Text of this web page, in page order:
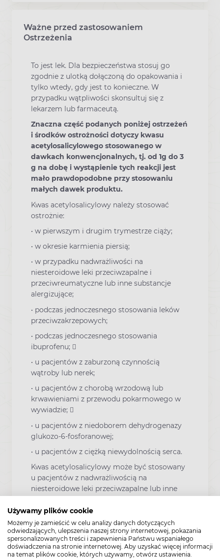
Używamy plików cookie
Możemy je zamieścić w celu analizy danych dotyczących
odwiedzających, ulepszenia naszej strony internetowej, pokazania
spersonalizowanych treści i zapewnienia Państwu wspaniałego
doświadczenia na stronie internetowej. Aby uzyskać więcej informacji
na temat plików cookie, których używamy, otwórz ustawienia.
Ważne przed zastosowaniem
Ostrzeżenia
To jest lek. Dla bezpieczeństwa stosuj go
zgodnie z ulotką dołączoną do opakowania i
tylko wtedy, gdy jest to konieczne. W
przypadku wątpliwości skonsultuj się z
lekarzem lub farmaceutą.
Znaczna część podanych poniżej ostrzeżeń
i środków ostrożności dotyczy kwasu
acetylosalicylowego stosowanego w
dawkach konwencjonalnych, tj. od 1g do 3
g na dobę i wystąpienie tych reakcji jest
mało prawdopodobne przy stosowaniu
małych dawek produktu.
Kwas acetylosalicylowy należy stosować
ostrożnie:
• w pierwszym i drugim trymestrze ciąży;
• w okresie karmienia piersią;
• w przypadku nadwrażliwości na
niesteroidowe leki przeciwzapalne i
przeciwreumatyczne lub inne substancje
alergizujące;
• podczas jednoczesnego stosowania leków
przeciwzakrzepowych;
• podczas jednoczesnego stosowania
ibuprofenu; 
• u pacjentów z zaburzoną czynnością
wątroby lub nerek;
• u pacjentów z chorobą wrzodową lub
krwawieniami z przewodu pokarmowego w
wywiadzie; 
• u pacjentów z niedoborem dehydrogenazy
glukozo-6-fosforanowej;
• u pacjentów z ciężką niewydolnością serca.
Kwas acetylosalicylowy może być stosowany
u pacjentów z nadwrażliwością na
niesteroidowe leki przeciwzapalne lub inne
rozważeniu stosunku ryzyka do korzyści.
Kwas acetylosalicylowy może powodować
skurcz oskrzeli i wywoływać napady astmy
lub inne reakcje nadwrażliwości. Czynniki
ryzyka obejmują: astmę oskrzelową,